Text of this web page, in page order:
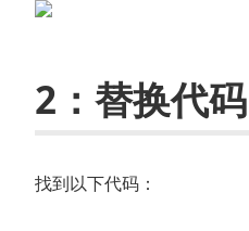
2：替换代码
找到以下代码：